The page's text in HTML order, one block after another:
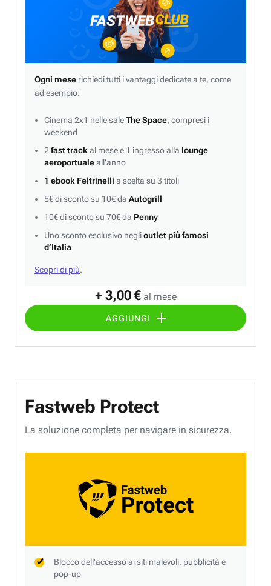
+ 3,00 € al mese
AGGIUNGI
Ogni mese richiedi tutti i vantaggi dedicate a te, come
ad esempio:
Cinema 2x1 nelle saleThe Space, compresi i
weekend
2 fast track al mese e 1 ingresso alla lounge
aeroportualeall’anno
1 ebook Feltrinelli a scelta su 3 titoli
5€ di sconto su 10€ da Autogrill
10€ di sconto su 70€ da Penny
Uno sconto esclusivo neglioutlet più famosi
d’Italia
Scopri di più.
Fastweb Protect
La soluzione completa per navigare in sicurezza.
Blocco dell'accesso ai siti malevoli, pubblicità e
pop-up